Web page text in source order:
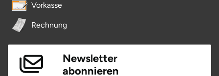
Vorkasse
Rechnung
Newsletter
abonnieren
Regensburg
Rheine